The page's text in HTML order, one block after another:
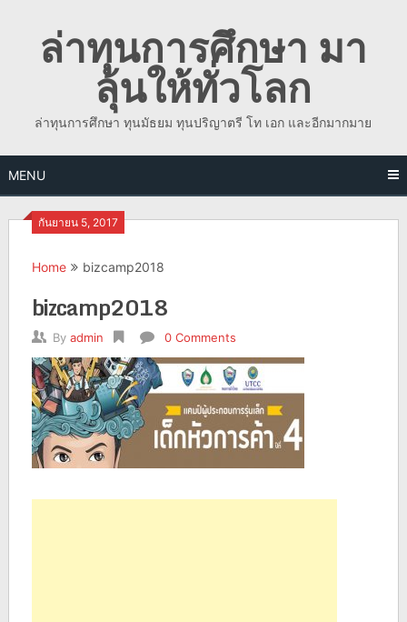
contentล่าทุนการศึกษา มา
ลุ้นให้ทั่วโลก
ล่าทุนการศึกษา ทุนมัธยม ทุนปริญาตรี โท เอก และอีกมากมาย
MENU
กันยายน 5, 2017
Home bizcamp2018
bizcamp2018
By admin 0 Comments